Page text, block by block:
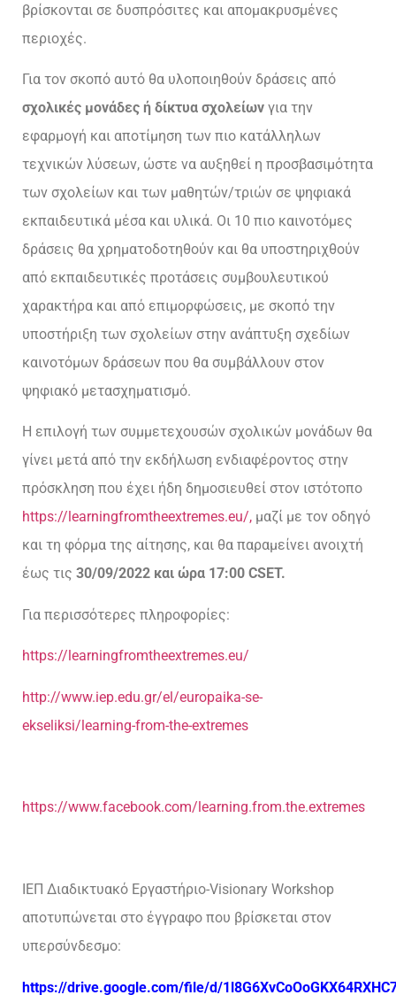
βρίσκονται σε δυσπρόσιτες και απομακρυσμένες
περιοχές.
Για τον σκοπό αυτό θα υλοποιηθούν δράσεις από
σχολικές μονάδες ή δίκτυα σχολείων για την
εφαρμογή και αποτίμηση των πιο κατάλληλων
τεχνικών λύσεων, ώστε να αυξηθεί η προσβασιμότητα
των σχολείων και των μαθητών/τριών σε ψηφιακά
εκπαιδευτικά μέσα και υλικά. Οι 10 πιο καινοτόμες
δράσεις θα χρηματοδοτηθούν και θα υποστηριχθούν
από εκπαιδευτικές προτάσεις συμβουλευτικού
χαρακτήρα και από επιμορφώσεις, με σκοπό την
υποστήριξη των σχολείων στην ανάπτυξη σχεδίων
καινοτόμων δράσεων που θα συμβάλλουν στον
ψηφιακό μετασχηματισμό.
Η επιλογή των συμμετεχουσών σχολικών μονάδων θα
γίνει μετά από την εκδήλωση ενδιαφέροντος στην
πρόσκληση που έχει ήδη δημοσιευθεί στον ιστότοπο
https://learningfromtheextremes.eu/, μαζί με τον οδηγό
και τη φόρμα της αίτησης, και θα παραμείνει ανοιχτή
έως τις 30/09/2022 και ώρα 17:00 CSET.
Για περισσότερες πληροφορίες:
https://learningfromtheextremes.eu/
http://www.iep.edu.gr/el/europaika-se-
ekseliksi/learning-from-the-extremes
https://www.facebook.com/learning.from.the.extremes
ΙΕΠ Διαδικτυακό Εργαστήριο-Visionary Workshop
αποτυπώνεται στο έγγραφο που βρίσκεται στον
υπερσύνδεσμο:
https://drive.google.com/file/d/